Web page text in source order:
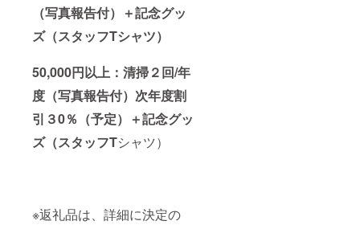
（写真報告付）＋記念グッ
ズ（スタッフTシャツ）
50,000円以上：清掃２回/年
度（写真報告付）次年度割
引３0％（予定）＋記念グッ
ズ（スタッフTシャツ）
※返礼品は、詳細に決定の